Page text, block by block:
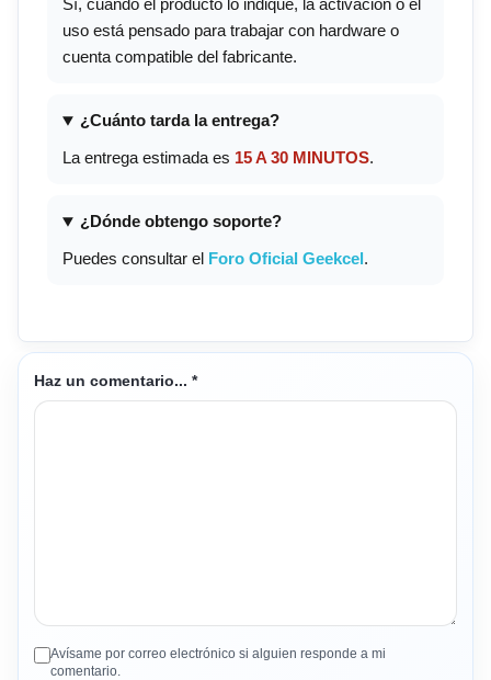
Sí, cuando el producto lo indique, la activación o el
uso está pensado para trabajar con hardware o
cuenta compatible del fabricante.
¿Cuánto tarda la entrega?
La entrega estimada es 15 A 30 MINUTOS.
¿Dónde obtengo soporte?
Puedes consultar el Foro Oficial Geekcel.
Haz un comentario... *
Avísame por correo electrónico si alguien responde a mi
comentario.